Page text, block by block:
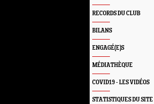
RECORDS DU CLUB
BILANS
ENGAGÉ(E)S
MÉDIATHÈQUE
COVID19 - LES VIDÉOS
STATISTIQUES DU SITE